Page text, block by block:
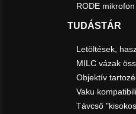
RODE
TUDÁSTÁR
Letöltések,
MILC vázak
Objektív
Vaku
Távcső